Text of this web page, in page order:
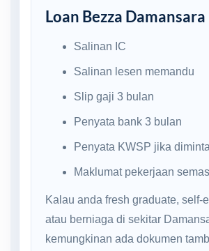
Loan Bezza
Salinan IC
Salinan lesen memandu
Slip gaji 3 bulan
Penyata bank 3 bulan
Penyata KWSP jika diminta
Maklumat pekerjaan
Kalau anda fresh graduate, self-
atau berniaga di sekitar
kemungkinan ada dokumen